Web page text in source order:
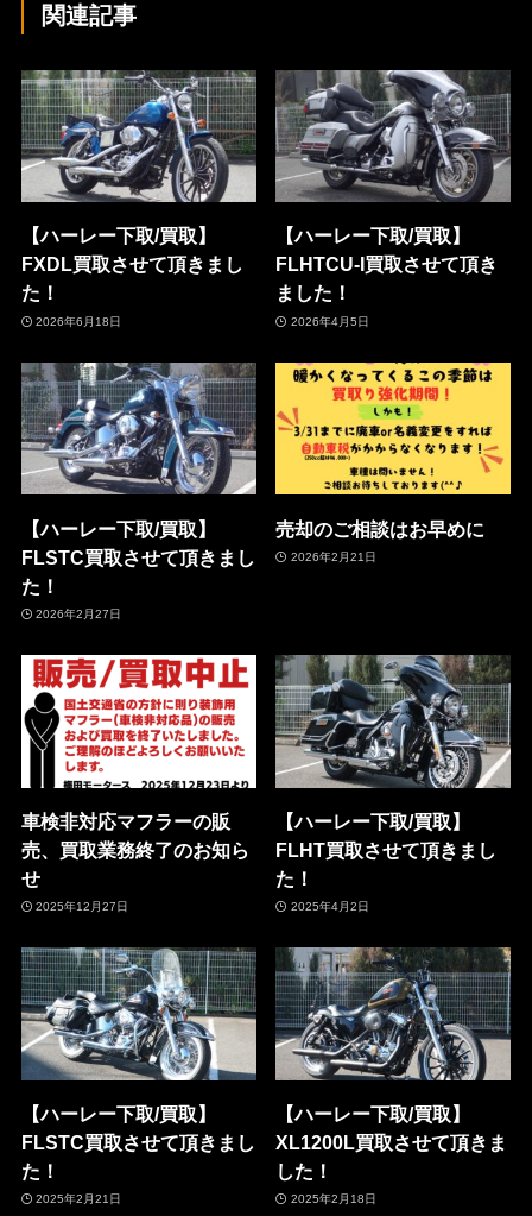
関連記事
【ハーレー下取/買取】
FXDL買取させて頂きまし
た！
2026年6月18日
【ハーレー下取/買取】
FLHTCU-I買取させて頂き
ました！
2026年4月5日
【ハーレー下取/買取】
FLSTC買取させて頂きまし
た！
2026年2月27日
売却のご相談はお早めに
2026年2月21日
車検非対応マフラーの販
売、買取業務終了のお知ら
せ
2025年12月27日
【ハーレー下取/買取】
FLHT買取させて頂きまし
た！
2025年4月2日
【ハーレー下取/買取】
FLSTC買取させて頂きまし
た！
2025年2月21日
【ハーレー下取/買取】
XL1200L買取させて頂きま
した！
2025年2月18日